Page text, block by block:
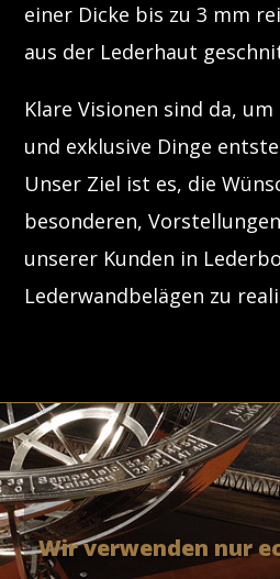
einer Dicke bis zu 3 mm
aus der Lederhaut
Klare Visionen sind da,
und exklusive Dinge
Unser Ziel ist es, die
besonderen,
unserer Kunden in
Lederwandbelägen zu
Wir verwenden nur